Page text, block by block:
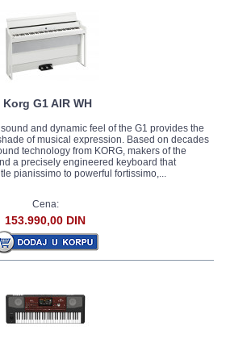
Korg G1 AIR WH
and dynamic feel of the G1 provides the
of musical expression. Based on decades
technology from KORG, makers of the
a precisely engineered keyboard that
pianissimo to powerful fortissimo,...
Cena:
153.990,00 DIN